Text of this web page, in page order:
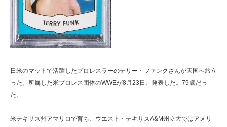
日米のマットで活躍したプロレスラーのテリー・ファンクさんが天国へ旅立
った。所属した米プロレス団体のWWEが8月23日、発表した。79歳だっ
た。
米テキサス州アマリロで育ち、ウエスト・テキサスA&M州立大ではアメリ